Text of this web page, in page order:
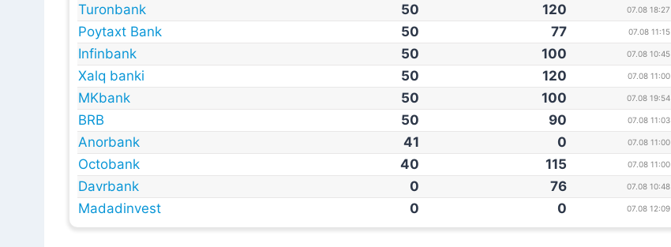
Turonbank 50 120 07.08 18:27
Poytaxt Bank 50 77 07.08 11:15
Infinbank 50 100 07.08 10:45
Xalq banki 50 120 07.08 11:00
MKbank 50 100 07.08 19:54
BRB 50 90 07.08 11:03
Anorbank 41 0 07.08 11:00
Octobank 40 115 07.08 11:00
Davrbank 0 76 07.08 10:48
Madadinvest 0 0 07.08 12:09